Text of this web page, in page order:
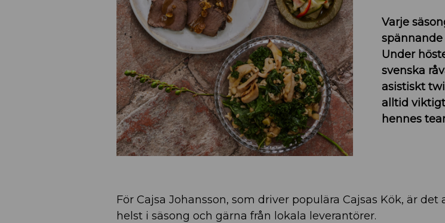
Varje
spännande
Under
svenska
asistiskt
alltid viktigt
hennes
För Cajsa Johansson, som driver populära Cajsas Kök, är
helst i säsong och gärna från lokala leverantörer.